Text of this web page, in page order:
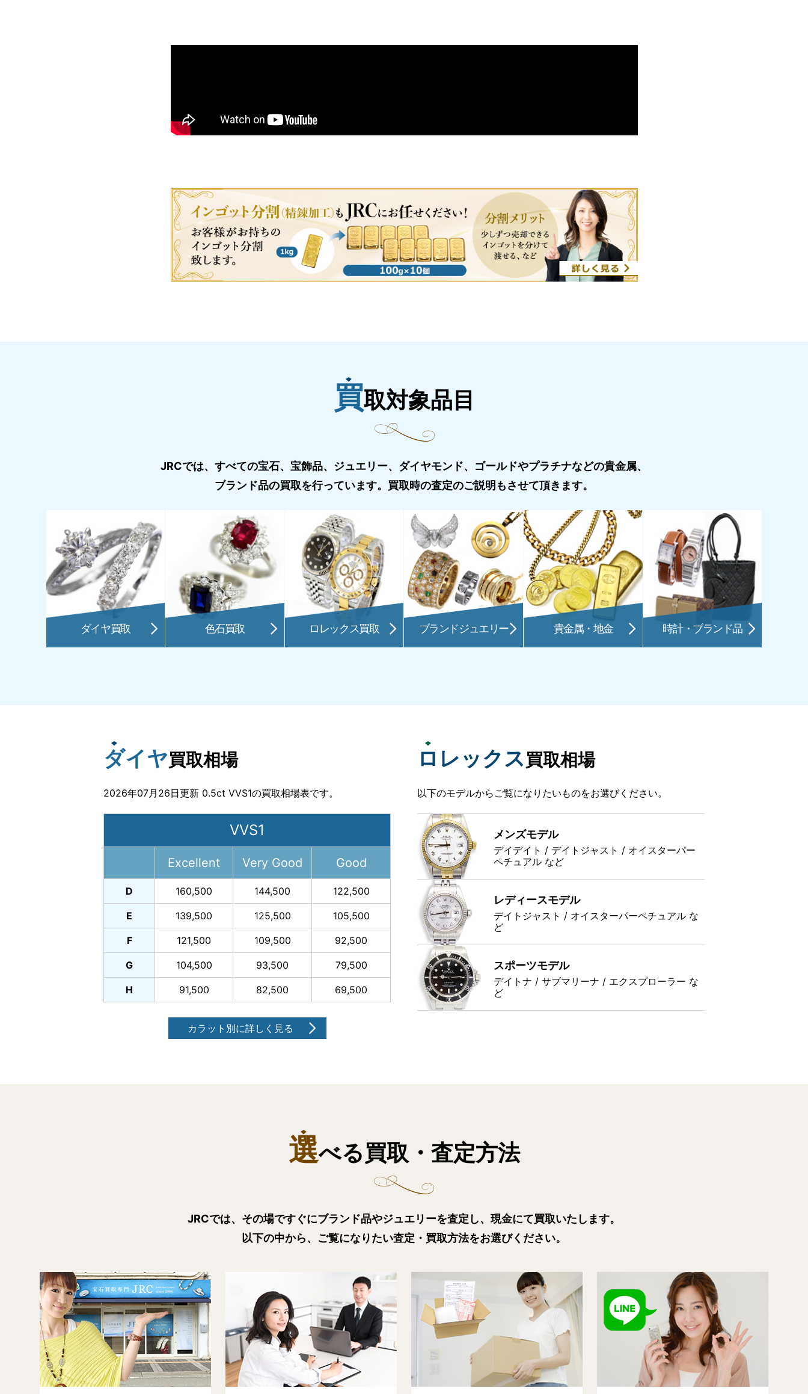
買取対象品目
JRCでは、すべての宝石、宝飾品、ジュエリー、ダイヤモンド、ゴールドやプラチナなどの貴金属、
ブランド品の買取を行っています。買取時の査定のご説明もさせて頂きます。
ダイヤ買取 色石買取 ロレックス買取 ブランドジュエリー 貴金属・地金 時計・ブランド品
ダイヤ買取相場
2026年07月26日更新 0.5ct VVS1の買取相場表です。
VVS1
Excellent Very Good Good
D 160,500 144,500 122,500
E 139,500 125,500 105,500
F 121,500 109,500 92,500
G 104,500 93,500 79,500
H 91,500 82,500 69,500
カラット別に詳しく見る
ロレックス買取相場
以下のモデルからご覧になりたいものをお選びください。
メンズモデル
デイデイト / デイトジャスト / オイスターパー
ペチュアル など
レディースモデル
デイトジャスト / オイスターパーペチュアル な
ど
スポーツモデル
デイトナ / サブマリーナ / エクスプローラー な
ど
選べる買取・査定方法
JRCでは、その場ですぐにブランド品やジュエリーを査定し、現金にて買取いたします。
以下の中から、ご覧になりたい査定・買取方法をお選びください。